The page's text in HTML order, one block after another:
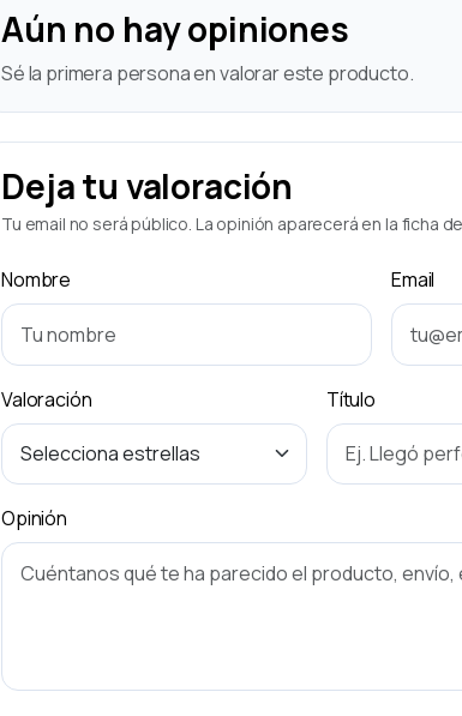
Aún no hay opiniones
Sé la primera persona en valorar este producto.
Deja tu valoración
Tu email no será público. La opinión aparecerá en la ficha
Nombre Email
Valoración Título
Opinión